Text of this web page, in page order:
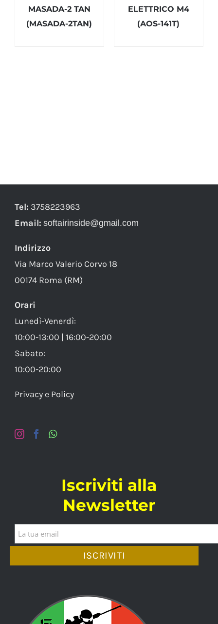
MASADA-2 TAN
(MASADA-2TAN)
ELETTRICO M4
(AOS-141T)
Tel: 3758223963
Email: softairinside@gmail.com
Indirizzo
Via Marco Valerio Corvo 18
00174 Roma (RM)
Orari
Lunedì-Venerdì:
10:00-13:00 | 16:00-20:00
Sabato:
10:00-20:00
Privacy e Policy
Iscriviti alla
Newsletter